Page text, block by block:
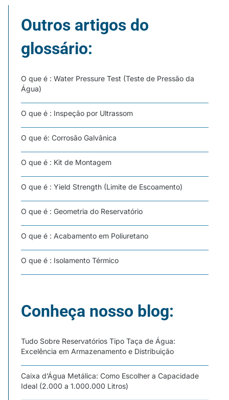
Outros artigos do
glossário:
O que é : Water Pressure Test (Teste de Pressão da
Água)
O que é : Inspeção por Ultrassom
O que é: Corrosão Galvânica
O que é : Kit de Montagem
O que é : Yield Strength (Limite de Escoamento)
O que é : Geometria do Reservatório
O que é : Acabamento em Poliuretano
O que é : Isolamento Térmico
Conheça nosso blog:
Tudo Sobre Reservatórios Tipo Taça de Água:
Excelência em Armazenamento e Distribuição
Caixa d’Água Metálica: Como Escolher a Capacidade
Ideal (2.000 a 1.000.000 Litros)